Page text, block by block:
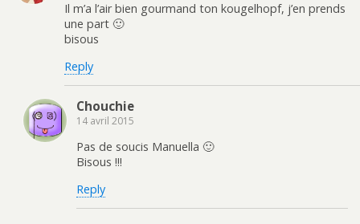
Il m’a l’air bien gourmand ton kougelhopf, j’en prends
une part 🙂
bisous
Reply
Chouchie
14 avril 2015
Pas de soucis Manuella 🙂
Bisous !!!
Reply